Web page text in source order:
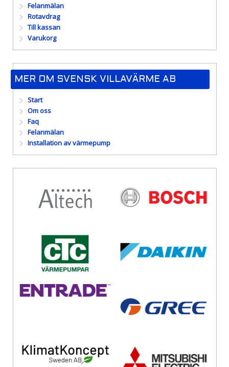
Felanmälan
Rotavdrag
Till kassan
Varukorg
MER OM SVENSK VILLAVÄRME AB
Start
Om oss
Faq
Felanmälan
Installation av värmepump